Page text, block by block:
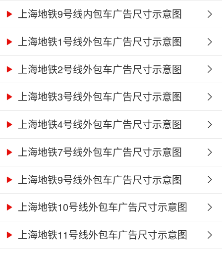
上海地铁9号线内包车广告尺寸示意图
上海地铁1号线外包车广告尺寸示意图
上海地铁2号线外包车广告尺寸示意图
上海地铁3号线外包车广告尺寸示意图
上海地铁4号线外包车广告尺寸示意图
上海地铁7号线外包车广告尺寸示意图
上海地铁9号线外包车广告尺寸示意图
上海地铁10号线外包车广告尺寸示意图
上海地铁11号线外包车广告尺寸示意图